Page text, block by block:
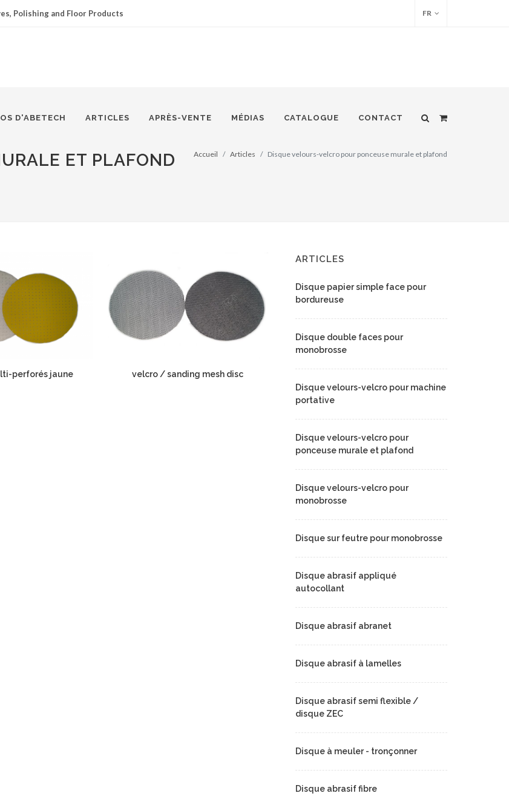
Polishing and Floor Products FR
D'ABETECH ARTICLES APRÈS-VENTE MÉDIAS CATALOGUE CONTACT
ET PLAFOND
Accueil Articles Disque velours-velcro pour ponceuse murale et plafond
perforés jaune velcro / sanding mesh disc
ARTICLES
Disque papier simple face pour
bordureuse
Disque double faces pour
monobrosse
Disque velours-velcro pour machine
portative
Disque velours-velcro pour
ponceuse murale et plafond
Disque velours-velcro pour
monobrosse
Disque sur feutre pour monobrosse
Disque abrasif appliqué
autocollant
Disque abrasif abranet
Disque abrasif à lamelles
Disque abrasif semi flexible /
disque ZEC
Disque à meuler - tronçonner
Disque abrasif fibre